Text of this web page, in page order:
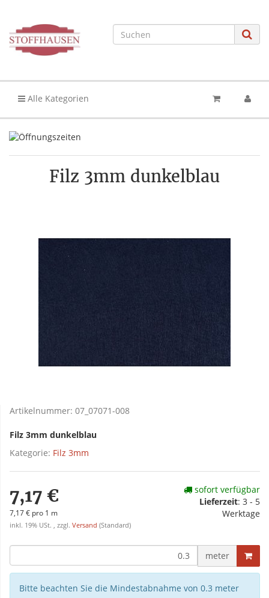
Alle Kategorien
Filz 3mm dunkelblau
Artikelnummer: 07_07071-008
Filz 3mm dunkelblau
Kategorie: Filz 3mm
7,17 €
7,17 € pro 1 m
inkl. 19% USt. , zzgl. Versand (Standard)
sofort verfügbar
Lieferzeit: 3 - 5
Werktage
meter
Bitte beachten Sie die Mindestabnahme von 0.3 meter